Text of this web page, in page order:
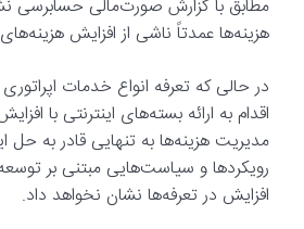
هزینه‌ها عمدتاً ناشی از افزایش
در حالی که تعرفه انواع خدمات
مدیریت هزینه‌ها به تنهایی قادر به حل
رویکردها و سیاست‌هایی مبتنی بر
افزایش در تعرفه‌ها نشان نخواهد داد.